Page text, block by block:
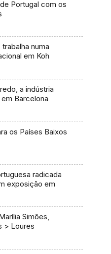
Portugal com os
numa
em Koh
a indústria
Barcelona
os Países Baixos
radicada
exposição em
Simões,
> Loures